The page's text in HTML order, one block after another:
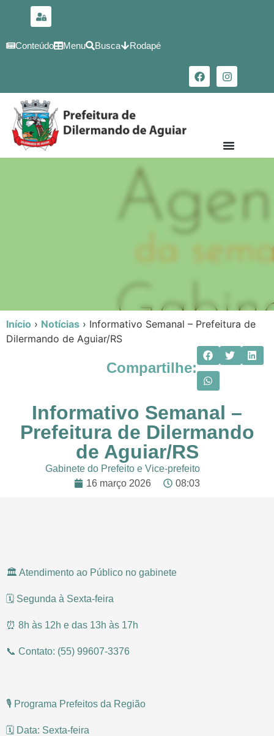
conteúdo
Conteúdo Menu Busca Rodapé
Início › Notícias › Informativo Semanal – Prefeitura de
Dilermando de Aguiar/RS
Compartilhe:
Informativo Semanal –
Prefeitura de Dilermando
de Aguiar/RS
Gabinete do Prefeito e Vice-prefeito
16 março 2026
08:03
🏛️ Atendimento ao Público no gabinete
🗓️ Segunda à Sexta-feira
⏰ 8h às 12h e das 13h às 17h
📞 Contato: (55) 99607-3376
🎙️ Programa Prefeitos da Região
🗓️ Data: Sexta-feira